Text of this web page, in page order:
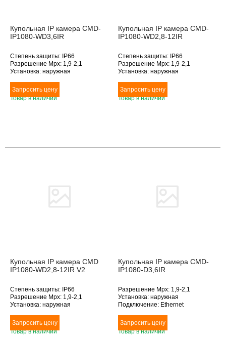
Купольная IP камера CMD-
IP1080-WD3,6IR
Степень защиты: IP66
Разрешение Mpx: 1,9-2,1
Установка: наружная
Дополнительное оснащение:
инфракрасная подсветка
Объектив (фокусное расстояние,
Товар в наличии
Купольная IP камера CMD-
IP1080-WD2,8-12IR
Степень защиты: IP66
Разрешение Mpx: 1,9-2,1
Установка: наружная
Дополнительное оснащение:
инфракрасная подсветка
Объектив (фокусное расстояние,
Товар в наличии
Купольная IP камера CMD
IP1080-WD2,8-12IR V2
Степень защиты: IP66
Разрешение Mpx: 1,9-2,1
Установка: наружная
Дополнительное оснащение:
инфракрасная подсветка
Объектив (фокусное расстояние,
Товар в наличии
Купольная IP камера CMD-
IP1080-D3,6IR
Разрешение Mpx: 1,9-2,1
Установка: наружная
Подключение: Ethernet
инфракрасная подсветка
Объектив (фокусное расстояние,
мм): 3.6
Товар в наличии